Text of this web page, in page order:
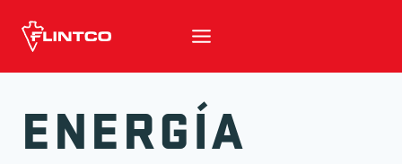
ENERGÍA